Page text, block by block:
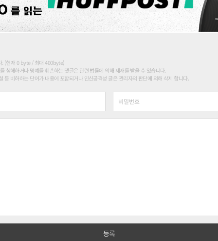
. (현재 0 byte / 최대 400byte)
침해하거나 명예를 훼손하는 댓글은 관련 법률에 의해 제재를 받을 수 있습니다.
등 비하하는 단어가 내용에 포함되거나 인신공격성 글은 관리자의 판단에 의해 삭제 합니다.